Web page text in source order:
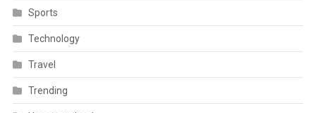
Sports
Technology
Travel
Trending